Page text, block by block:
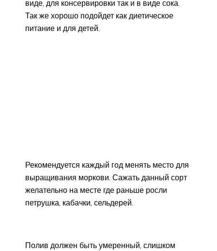
виде, для консервировки так и в виде сока.
Так же хорошо подойдет как диетическое
питание и для детей.
Рекомендуется каждый год менять место для
выращивания моркови. Сажать данный сорт
желательно на месте где раньше росли
петрушка, кабачки, сельдерей.
Полив должен быть умеренный, слишком